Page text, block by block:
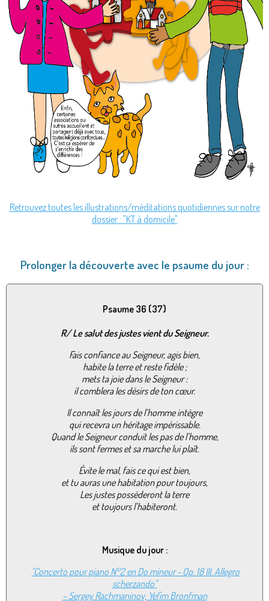
Retrouvez toutes les illustrations/méditations quotidiennes sur notre
dossier : "KT à domicile"
Prolonger la découverte avec le psaume du jour :
Psaume 36 (37)
R/Le salut des justes vient du Seigneur.
Fais confiance au Seigneur, agis bien,
habite la terre et reste fidèle ;
mets ta joie dans le Seigneur :
il comblera les désirs de ton cœur.
Il connaît les jours de l’homme intègre
qui recevra un héritage impérissable.
Quand le Seigneur conduit les pas de l’homme,
ils sont fermes et sa marche lui plaît.
Évite le mal, fais ce qui est bien,
et tu auras une habitation pour toujours,
Les justes posséderont la terre
et toujours l’habiteront.
Musique du jour :
"Concerto pour piano N°2 en Do mineur - Op. 18 III. Allegro
scherzando"
– Sergey Rachmaninov, Yefim Bronfman